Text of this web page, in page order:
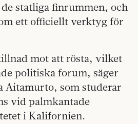
statliga finrummen, och
ett officiellt verktyg för
mot att rösta, vilket
politiska forum, säger
Aitamurto, som studerar
vid palmkantade
i Kalifornien.